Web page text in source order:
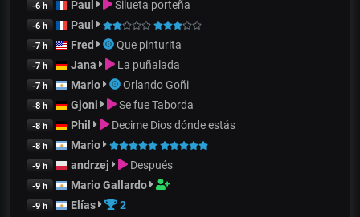
-6 h Paul Silueta porteña
-6 h Paul
-7 h Fred Que pinturita
-7 h Jana La puñalada
-7 h Mario Orlando Goñi
-8 h Gjoni Se fue Taborda
-8 h Phil Decime Dios dónde estás
-8 h Mario
-9 h andrzej Después
-9 h Mario Gallardo
-9 h Elías 2